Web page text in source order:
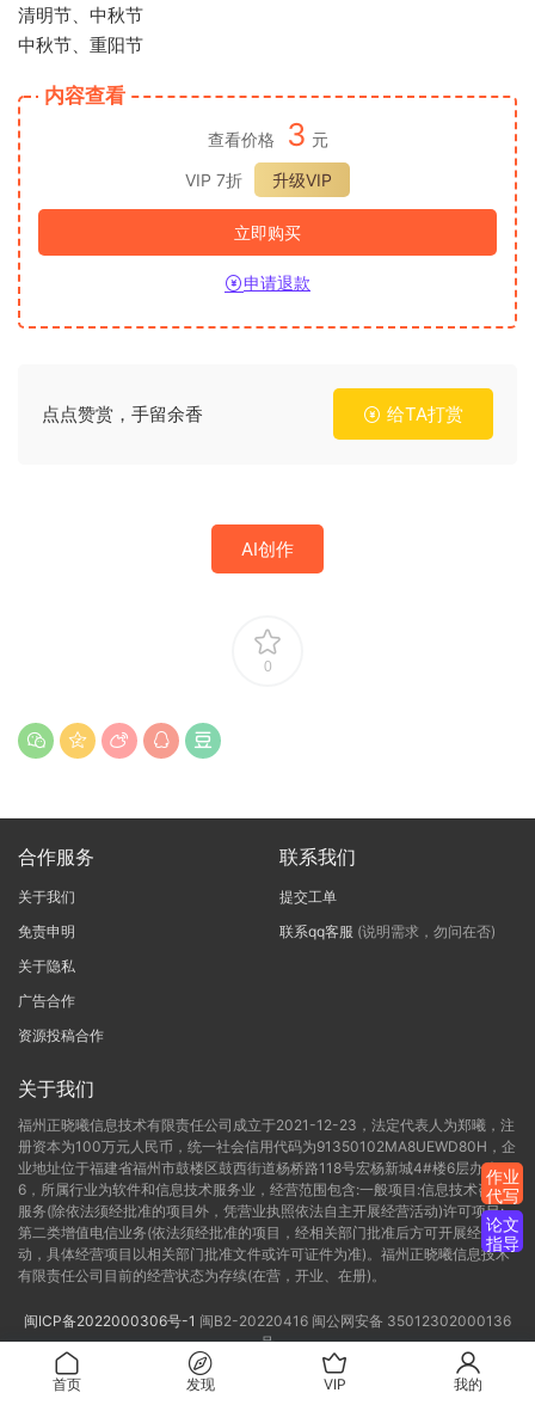
清明节、中秋节
中秋节、重阳节
内容查看
查看价格 3 元
VIP 7折
升级VIP
立即购买
申请退款
点点赞赏，手留余香 给TA打赏
AI创作
0
合作服务
关于我们
免责申明
关于隐私
广告合作
资源投稿合作
联系我们
提交工单
联系qq客服 (说明需求，勿问在否)
关于我们
福州正晓曦信息技术有限责任公司成立于2021-12-23，法定代表人为郑曦，注
册资本为100万元人民币，统一社会信用代码为91350102MA8UEWD80H，企
业地址位于福建省福州市鼓楼区鼓西街道杨桥路118号宏杨新城4#楼6层办公C-
6，所属行业为软件和信息技术服务业，经营范围包含:一般项目:信息技术咨询
服务(除依法须经批准的项目外，凭营业执照依法自主开展经营活动)许可项目:
第二类增值电信业务(依法须经批准的项目，经相关部门批准后方可开展经营活
动，具体经营项目以相关部门批准文件或许可证件为准)。福州正晓曦信息技术
有限责任公司目前的经营状态为存续(在营，开业、在册)。
闽ICP备2022000306号-1 闽B2-20220416 闽公网安备 35012302000136
号
作业
代写
论文
指导
首页 发现 VIP 我的